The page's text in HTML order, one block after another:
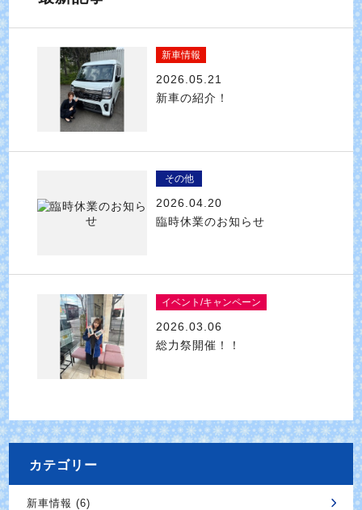
新車情報
2026.05.21
新車の紹介！
その他
2026.04.20
臨時休業のお知らせ
イベント/キャンペーン
2026.03.06
総力祭開催！！
カテゴリー
新車情報 (6)